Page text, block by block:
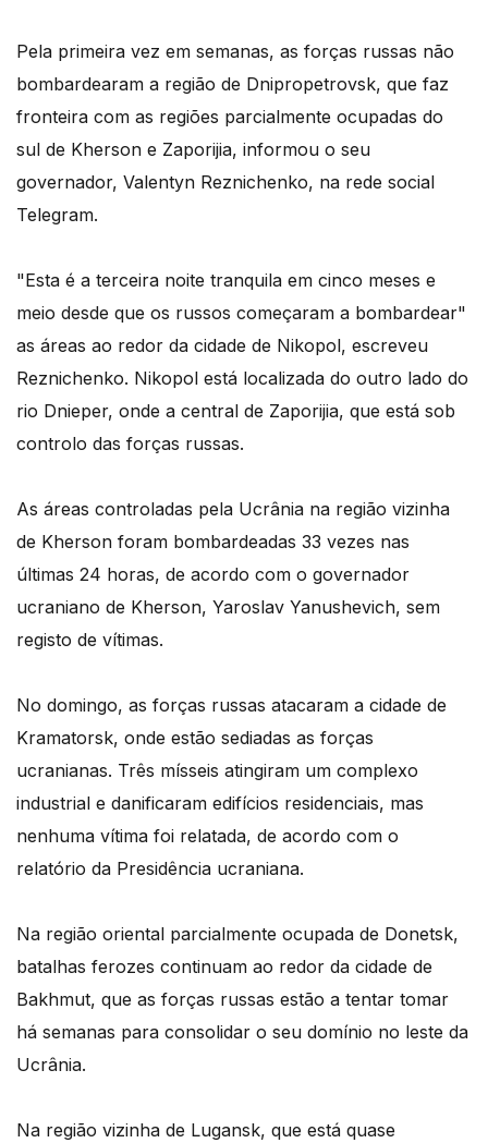
Pela primeira vez em semanas, as forças russas não
bombardearam a região de Dnipropetrovsk, que faz
fronteira com as regiões parcialmente ocupadas do
sul de Kherson e Zaporijia, informou o seu
governador, Valentyn Reznichenko, na rede social
Telegram.
"Esta é a terceira noite tranquila em cinco meses e
meio desde que os russos começaram a bombardear"
as áreas ao redor da cidade de Nikopol, escreveu
Reznichenko. Nikopol está localizada do outro lado do
rio Dnieper, onde a central de Zaporijia, que está sob
controlo das forças russas.
As áreas controladas pela Ucrânia na região vizinha
de Kherson foram bombardeadas 33 vezes nas
últimas 24 horas, de acordo com o governador
ucraniano de Kherson, Yaroslav Yanushevich, sem
registo de vítimas.
No domingo, as forças russas atacaram a cidade de
Kramatorsk, onde estão sediadas as forças
ucranianas. Três mísseis atingiram um complexo
industrial e danificaram edifícios residenciais, mas
nenhuma vítima foi relatada, de acordo com o
relatório da Presidência ucraniana.
Na região oriental parcialmente ocupada de Donetsk,
batalhas ferozes continuam ao redor da cidade de
Bakhmut, que as forças russas estão a tentar tomar
há semanas para consolidar o seu domínio no leste da
Ucrânia.
Na região vizinha de Lugansk, que está quase